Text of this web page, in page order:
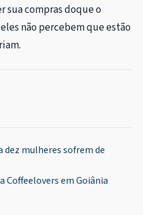
sua compras doque o
não percebem que estão
dez mulheres sofrem de
Coffeelovers em Goiânia